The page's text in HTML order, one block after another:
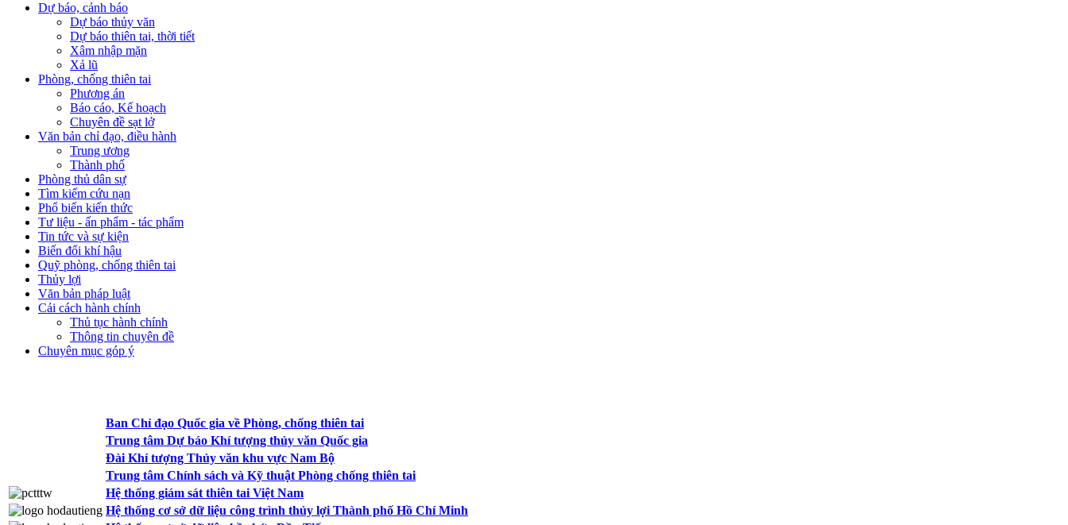
Dự báo, cảnh báo
Dự báo thủy văn
Dự báo thiên tai, thời tiết
Xâm nhập mặn
Xả lũ
Phòng, chống thiên tai
Phương án
Báo cáo, Kế hoạch
Chuyên đề sạt lở
Văn bản chỉ đạo, điều hành
Trung ương
Thành phố
Phòng thủ dân sự
Tìm kiếm cứu nạn
Phổ biến kiến thức
Tư liệu - ấn phẩm - tác phẩm
Tin tức và sự kiện
Biến đổi khí hậu
Quỹ phòng, chống thiên tai
Thủy lợi
Văn bản pháp luật
Cải cách hành chính
Thủ tục hành chính
Thông tin chuyên đề
Chuyên mục góp ý
Ban Chỉ đạo Quốc gia về Phòng, chống thiên tai
Trung tâm Dự báo Khí tượng thủy văn Quốc gia
Đài Khí tượng Thủy văn khu vực Nam Bộ
Trung tâm Chính sách và Kỹ thuật Phòng chống thiên tai
Hệ thống giám sát thiên tai Việt Nam
Hệ thống cơ sở dữ liệu công trình thủy lợi Thành phố Hồ Chí Minh